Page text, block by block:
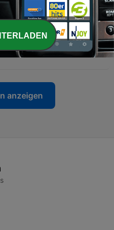
Der Mord an Stefan
anzeigen